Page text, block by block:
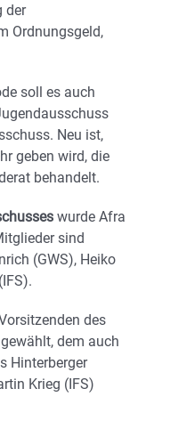
der
Ordnungsgeld,
soll es auch
Neu ist,
geben wird, die
behandelt.
wurde Afra
sind
(GWS), Heiko
des
gewählt, dem auch
Hinterberger
Krieg (IFS)